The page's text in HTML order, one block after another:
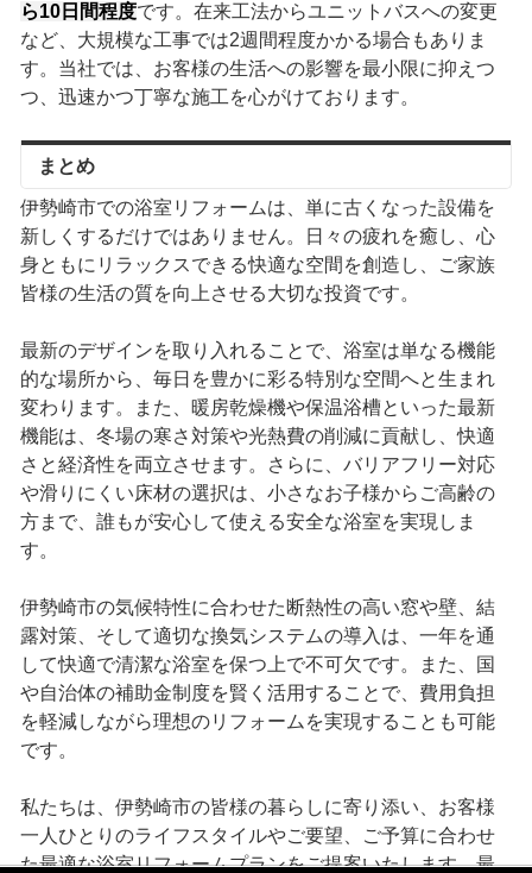
ら10日間程度です。在来工法からユニットバスへの変更
など、大規模な工事では2週間程度かかる場合もありま
す。当社では、お客様の生活への影響を最小限に抑えつ
つ、迅速かつ丁寧な施工を心がけております。
まとめ
伊勢崎市での浴室リフォームは、単に古くなった設備を
新しくするだけではありません。日々の疲れを癒し、心
身ともにリラックスできる快適な空間を創造し、ご家族
皆様の生活の質を向上させる大切な投資です。
最新のデザインを取り入れることで、浴室は単なる機能
的な場所から、毎日を豊かに彩る特別な空間へと生まれ
変わります。また、暖房乾燥機や保温浴槽といった最新
機能は、冬場の寒さ対策や光熱費の削減に貢献し、快適
さと経済性を両立させます。さらに、バリアフリー対応
や滑りにくい床材の選択は、小さなお子様からご高齢の
方まで、誰もが安心して使える安全な浴室を実現しま
す。
伊勢崎市の気候特性に合わせた断熱性の高い窓や壁、結
露対策、そして適切な換気システムの導入は、一年を通
して快適で清潔な浴室を保つ上で不可欠です。また、国
や自治体の補助金制度を賢く活用することで、費用負担
を軽減しながら理想のリフォームを実現することも可能
です。
私たちは、伊勢崎市の皆様の暮らしに寄り添い、お客様
一人ひとりのライフスタイルやご要望、ご予算に合わせ
た最適な浴室リフォームプランをご提案いたします。最